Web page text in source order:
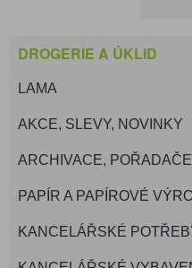
DROGERIE A ÚKLID
LAMA
AKCE, SLEVY, NOVINKY
ARCHIVACE, POŘADAČE
PAPÍR A PAPÍROVÉ
KANCELÁŘSKÉ